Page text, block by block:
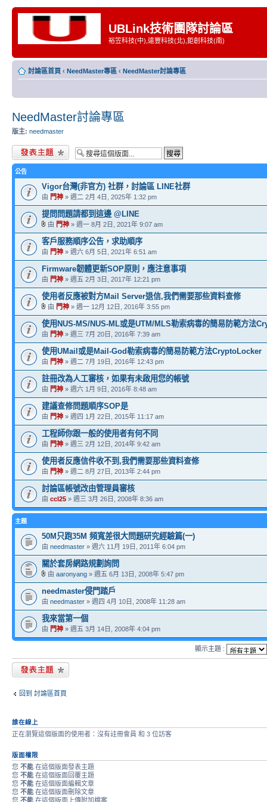
UBLink技術團隊討論區
裕笠科技(中),遠豐科技(北),鉅創科技(南)
討論區首頁 ‹ NeedMaster專區 ‹ NeedMaster討論專區
NeedMaster討論專區
版主: needmaster
發表新主題
公告
Vigor台灣(非官方) 社群，討論區 LINE社群
由 門神 » 週二 2月 4日, 2025年 1:32 pm
提問問題請都到這邊 @LINE
由 門神 » 週一 8月 2日, 2021年 9:07 am
客戶服務順序公告，求助順序
由 門神 » 週六 6月 5日, 2021年 6:51 am
Firmware韌體更新SOP原則，應注意事項
由 門神 » 週五 2月 3日, 2017年 12:21 pm
使用者反應被對方Mail Server退信,我們需要那些資料查修
由 門神 » 週一 12月 12日, 2016年 3:55 pm
使用NUS-MS/NUS-ML或是UTM/MLS勒索病毒的簡易防範方法
由 門神 » 週三 7月 20日, 2016年 7:39 am
使用UMail或是Mail-God勒索病毒的簡易防範方法CryptoLocker
由 門神 » 週二 7月 19日, 2016年 12:43 pm
註冊改為人工審核，如果有未啟用您的帳號
由 門神 » 週六 1月 9日, 2016年 8:48 am
建議查修問題順序SOP是
由 門神 » 週四 1月 22日, 2015年 11:17 am
工程師你跟一般的使用者有何不同
由 門神 » 週三 2月 12日, 2014年 9:42 am
使用者反應信件收不到,我們需要那些資料查修
由 門神 » 週二 8月 27日, 2013年 2:44 pm
討論區帳號改由管理員審核
由 ccl25 » 週三 3月 26日, 2008年 8:36 am
主題
50M只跑35M 頻寬差很大問題研究經驗篇(一)
由 needmaster » 週六 11月 19日, 2011年 6:04 pm
關於套房網路規劃詢問
由 aaronyang » 週五 6月 13日, 2008年 5:47 pm
needmaster侵門踏戶
由 needmaster » 週四 4月 10日, 2008年 11:28 am
我來當第一個
由 門神 » 週五 3月 14日, 2008年 4:04 pm
顯示主題 :
發表新主題
回到 討論區首頁
誰在線上
正在瀏覽這個版面的使用者：沒有註冊會員 和 3 位訪客
版面權限
您 不能 在這個版面發表主題
您 不能 在這個版面回覆主題
您 不能 在這個版面編輯文章
您 不能 在這個版面刪除文章
您 不能 在這個版面上傳附加檔案